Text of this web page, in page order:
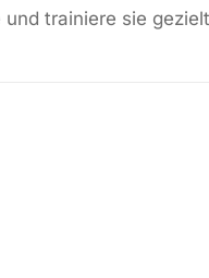
trainiere sie